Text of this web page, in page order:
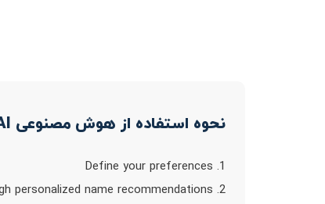
نحوه استفاده از هوش مصنوعی NameWith AI
1. Define your preferences
2. Browse through personalized name recommendations